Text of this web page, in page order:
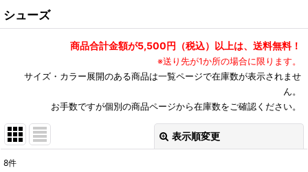
シューズ
商品合計金額が5,500円（税込）以上は、送料無料！
※送り先が1か所の場合に限ります。
サイズ・カラー展開のある商品は一覧ページで在庫数が表示されませ
ん。
お手数ですが個別の商品ページから在庫数をご確認ください。
表示順変更
8件